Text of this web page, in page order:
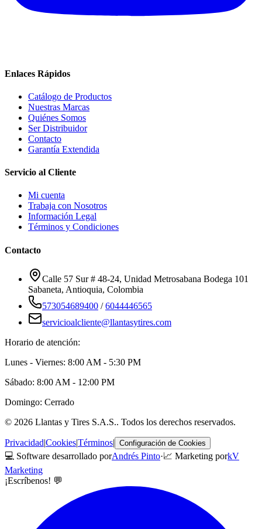
Enlaces Rápidos
Catálogo de Productos
Nuestras Marcas
Quiénes Somos
Ser Distribuidor
Contacto
Garantía Extendida
Servicio al Cliente
Mi cuenta
Trabaja con Nosotros
Información Legal
Términos y Condiciones
Contacto
Calle 57 Sur # 48-24, Unidad Metrosabana Bodega 101
Sabaneta, Antioquia, Colombia
573054689400 /6044446565
servicioalcliente@llantasytires.com
Horario de atención:
Lunes - Viernes: 8:00 AM - 5:30 PM
Sábado: 8:00 AM - 12:00 PM
Domingo: Cerrado
© 2026 Llantas y Tires S.A.S.. Todos los derechos reservados.
Privacidad|Cookies|Términos| Configuración de Cookies
💻 Software desarrollado porAndrés Pinto·📈 Marketing porkV
Marketing
¡Escríbenos! 💬